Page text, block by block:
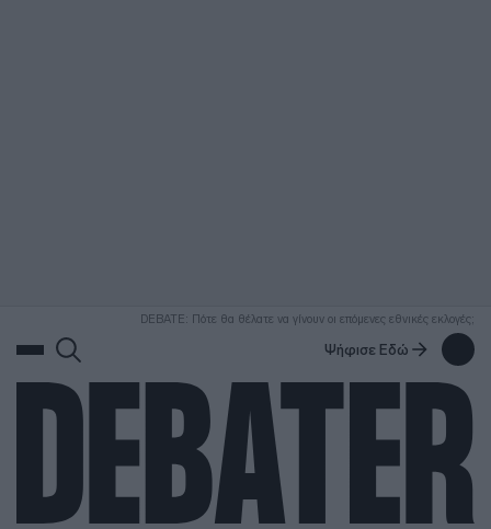
DEBATE: Πότε θα θέλατε να γίνουν οι επόμενες εθνικές εκλογές;
Ψήφισε Εδώ